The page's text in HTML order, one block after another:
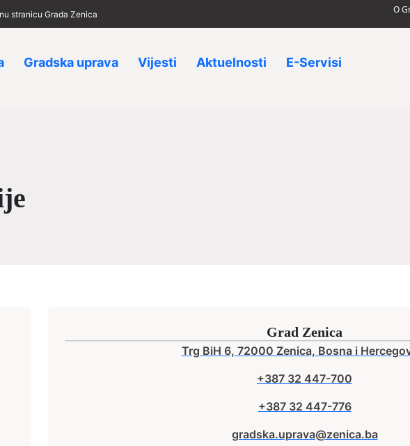
stranicu Grada Zenica O
Gradska uprava Vijesti Aktuelnosti E-Servisi
Grad Zenica
Trg BiH 6, 72000 Zenica, Bosna i
+387 32 447-700
+387 32 447-776
gradska.uprava@zenica.ba